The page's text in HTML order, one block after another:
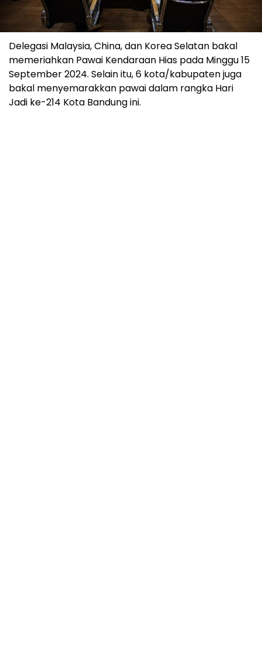
Delegasi Malaysia, China, dan Korea Selatan bakal
memeriahkan Pawai Kendaraan Hias pada Minggu 15
September 2024. Selain itu, 6 kota/kabupaten juga
bakal menyemarakkan pawai dalam rangka Hari
Jadi ke-214 Kota Bandung ini.